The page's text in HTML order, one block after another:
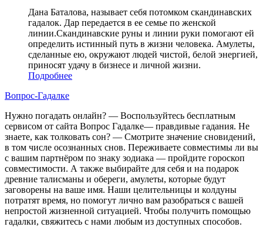
Дана Баталова, называет себя потомком скандинавских
гадалок. Дар передается в ее семье по женской
линии.Скандинавские руны и линии руки помогают ей
определить истинный путь в жизни человека. Амулеты,
сделанные ею, окружают людей чистой, белой энергией,
приносят удачу в бизнесе и личной жизни.
Подробнее
Вопрос-Гадалке
Нужно погадать онлайн? — Воспользуйтесь бесплатным
сервисом от сайта Вопрос Гадалке— правдивые гадания. Не
знаете, как толковать сон? — Смотрите значение сновидений,
в том числе осознанных снов. Переживаете совместимы ли вы
с вашим партнёром по знаку зодиака — пройдите гороскоп
совместимости. А также выбирайте для себя и на подарок
древние талисманы и обереги, амулеты, которые будут
заговорены на ваше имя. Наши целительницы и колдуны
потратят время, но помогут лично вам разобраться с вашей
непростой жизненной ситуацией. Чтобы получить помощью
гадалки, свяжитесь с нами любым из доступных способов.